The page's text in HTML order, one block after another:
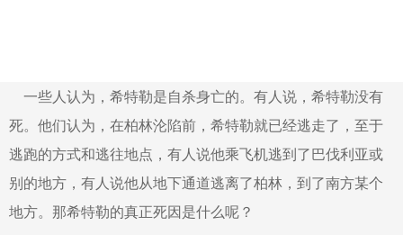
一些人认为，希特勒是自杀身亡的。有人说，希特勒没有
死。他们认为，在柏林沦陷前，希特勒就已经逃走了，至于
逃跑的方式和逃往地点，有人说他乘飞机逃到了巴伐利亚或
别的地方，有人说他从地下通道逃离了柏林，到了南方某个
地方。那希特勒的真正死因是什么呢？